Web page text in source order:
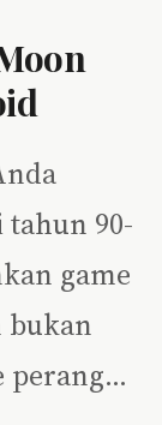
90-
game
bukan
perang…